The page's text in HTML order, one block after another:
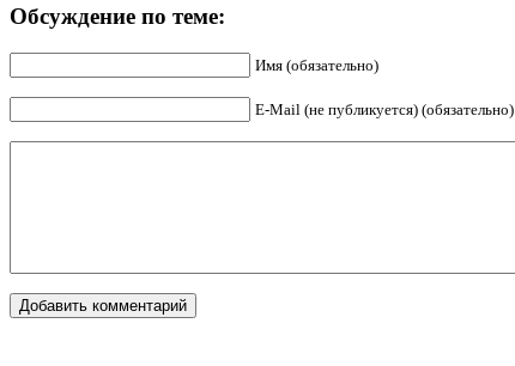
Обсуждение по теме:
Имя (обязательно)
E-Mail (не публикуется) (обязательно)